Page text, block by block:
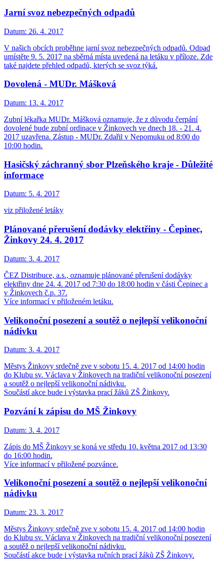
Jarní svoz nebezpečných odpadů
Datum: 26. 4. 2017
V našich obcích proběhne jarní svoz nebezpečných odpadů. Odpad
umístěte 9. 5. 2017 na sběrná místa uvedená na letáku v příloze. Zde
také najdete přehled odpadů, kterých se svoz týká.
Dovolená - MUDr. Mášková
Datum: 13. 4. 2017
Zubní lékařka MUDr. Mášková oznamuje, že z důvodu čerpání
dovolené bude zubní ordinace v Žinkovech ve dnech 18. - 21. 4.
2017 uzavřena. Zástup - MUDr. Zdařil v Nepomuku od 8:00 do
10:00 hodin.
Hasičský záchranný sbor Plzeňského kraje - Důležité
informace
Datum: 5. 4. 2017
viz přiložené letáky
Plánované přerušení dodávky elektřiny - Čepinec,
Žinkovy 24. 4. 2017
Datum: 3. 4. 2017
ČEZ Distribuce, a.s., oznamuje plánované přerušení dodávky
elektřiny dne 24. 4. 2017 od 7:30 do 18:00 hodin v části Čepinec a
v Žinkovech č.p. 37.
Více informací v přiloženém letáku.
Velikonoční posezení a soutěž o nejlepší velikonoční
nádivku
Datum: 3. 4. 2017
Městys Žinkovy srdečně zve v sobotu 15. 4. 2017 od 14:00 hodin
do Klubu sv. Václava v Žinkovech na tradiční velikonoční posezení
a soutěž o nejlepší velikonoční nádivku.
Součástí akce bude i výstavka prací žáků ZŠ Žinkovy.
Pozvání k zápisu do MŠ Žinkovy
Datum: 3. 4. 2017
Zápis do MŠ Žinkovy se koná ve středu 10. května 2017 od 13:30
do 16:00 hodin.
Více informací v přiložené pozvánce.
Velikonoční posezení a soutěž o nejlepší velikonoční
nádivku
Datum: 23. 3. 2017
Městys Žinkovy srdečně zve v sobotu 15. 4. 2017 od 14:00 hodin
do Klubu sv. Václava v Žinkovech na tradiční velikonoční posezení
a soutěž o nejlepší velikonoční nádivku.
Součástí akce bude i výstavka ručních prací žáků ZŠ Žinkovy.